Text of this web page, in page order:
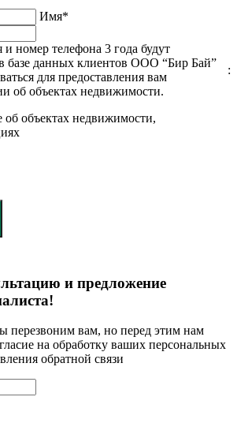
Имя*
номер телефона 3 года будут
базе данных клиентов ООО “Бир Бай”
для предоставления вам
об объектах недвижимости.
:
объектах недвижимости,
и предложение
перезвоним вам, но перед этим нам
на обработку ваших персональных
обратной связи